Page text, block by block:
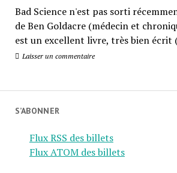
Bad Science n'est pas sorti
de Ben Goldacre (médecin et
est un excellent livre, très bien écrit
Laisser un commentaire
S’ABONNER
Flux RSS des billets
Flux ATOM des billets